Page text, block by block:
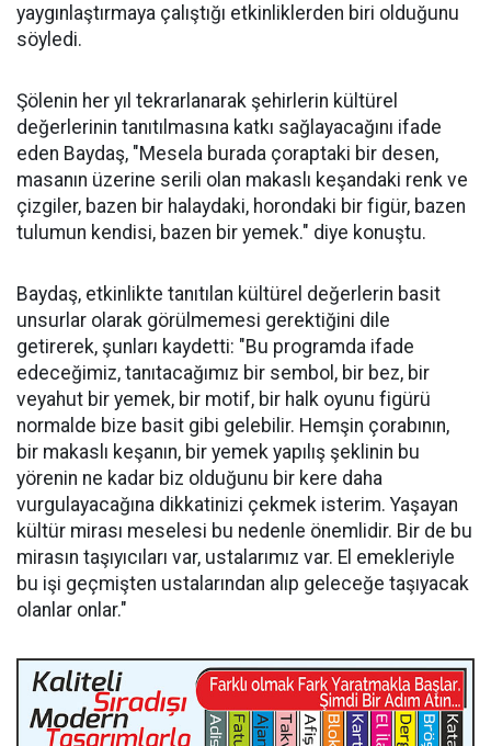
yaygınlaştırmaya çalıştığı etkinliklerden biri olduğunu
söyledi.
Şölenin her yıl tekrarlanarak şehirlerin kültürel
değerlerinin tanıtılmasına katkı sağlayacağını ifade
eden Baydaş, "Mesela burada çoraptaki bir desen,
masanın üzerine serili olan makaslı keşandaki renk ve
çizgiler, bazen bir halaydaki, horondaki bir figür, bazen
tulumun kendisi, bazen bir yemek." diye konuştu.
Baydaş, etkinlikte tanıtılan kültürel değerlerin basit
unsurlar olarak görülmemesi gerektiğini dile
getirerek, şunları kaydetti: "Bu programda ifade
edeceğimiz, tanıtacağımız bir sembol, bir bez, bir
veyahut bir yemek, bir motif, bir halk oyunu figürü
normalde bize basit gibi gelebilir. Hemşin çorabının,
bir makaslı keşanın, bir yemek yapılış şeklinin bu
yörenin ne kadar biz olduğunu bir kere daha
vurgulayacağına dikkatinizi çekmek isterim. Yaşayan
kültür mirası meselesi bu nedenle önemlidir. Bir de bu
mirasın taşıyıcıları var, ustalarımız var. El emekleriyle
bu işi geçmişten ustalarından alıp geleceğe taşıyacak
olanlar onlar."